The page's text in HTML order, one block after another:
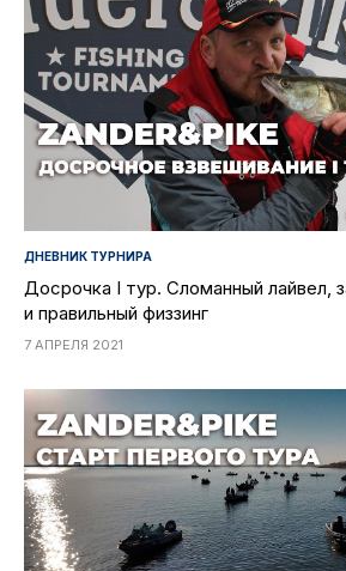
ДНЕВНИК ТУРНИРА
Досрочка I тур. Сломанный лайвел,
и правильный физзинг
7 АПРЕЛЯ 2021